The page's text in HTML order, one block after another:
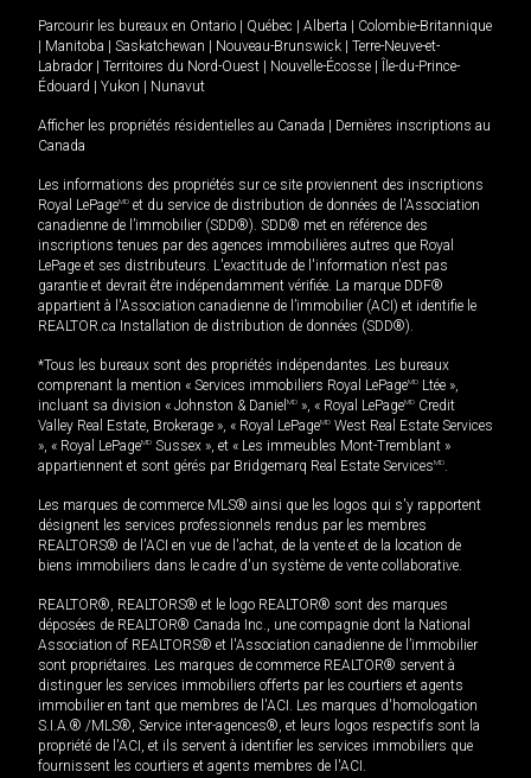
Parcourir les bureaux en Ontario Québec Alberta
Colombie-Britannique
Manitoba Saskatchewan Nouveau-Brunswick
Terre-Neuve-et-
Labrador
Territoires du Nord-Ouest Nouvelle-Écosse
Île-du-Prince-
Édouard
Yukon Nunavut
Afficher les propriétés résidentielles au Canada
Dernières inscriptions au
Canada
Les informations des propriétés sur ce site proviennent des inscriptions
Royal LePageMD et du service de distribution de données de l'Association
canadienne de l’immobilier (SDD®). SDD® met en référence des
inscriptions tenues par des agences immobilières autres que Royal
LePage et ses distributeurs. L'exactitude de l'information n'est pas
garantie et devrait être indépendamment vérifiée. La marque DDF®
appartient à l'Association canadienne de l’immobilier (ACI) et identifie le
REALTOR.ca Installation de distribution de données (SDD®).
*Tous les bureaux sont des propriétés indépendantes. Les bureaux
comprenant la mention « Services immobiliers Royal LePageMD Ltée »,
incluant sa division « Johnston & Daniel MD », « Royal LePageMD Credit
Valley Real Estate, Brokerage », « Royal LePageMD West Real Estate Services
», « Royal LePageMD Sussex », et « Les immeubles Mont-Tremblant »
appartiennent et sont gérés par Bridgemarq Real Estate ServicesMD.
Les marques de commerce MLS® ainsi que les logos qui s'y rapportent
désignent les services professionnels rendus par les membres
REALTORS® de l'ACI en vue de l'achat, de la vente et de la location de
biens immobiliers dans le cadre d'un système de vente collaborative.
REALTOR®, REALTORS® et le logo REALTOR® sont des marques
déposées de REALTOR® Canada Inc., une compagnie dont la National
Association of REALTORS® et l'Association canadienne de l’immobilier
sont propriétaires. Les marques de commerce REALTOR® servent à
distinguer les services immobiliers offerts par les courtiers et agents
immobilier en tant que membres de l'ACI. Les marques d'homologation
S.I.A.® /MLS®, Service inter-agences®, et leurs logos respectifs sont la
propriété de l'ACI, et ils servent à identifier les services immobiliers que
fournissent les courtiers et agents membres de l'ACI.